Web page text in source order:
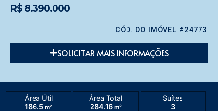
R$ 8.390.000
CÓD. DO IMÓVEL #24773
SOLICITAR MAIS INFORMAÇÕES
Área Útil
186.5 m²
Área Total
284.16m²
Suítes
3